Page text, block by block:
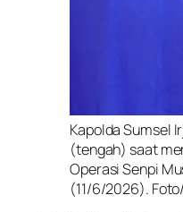
Kapolda Sumsel
(tengah) saat
Operasi Senpi
(11/6/2026).